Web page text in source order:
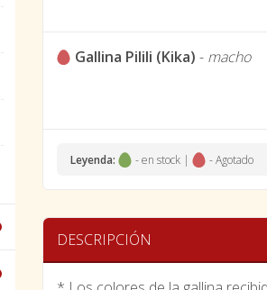
Gallina Pilili (Kika) - macho
Leyenda: - en stock | - Agotado
DESCRIPCIÓN